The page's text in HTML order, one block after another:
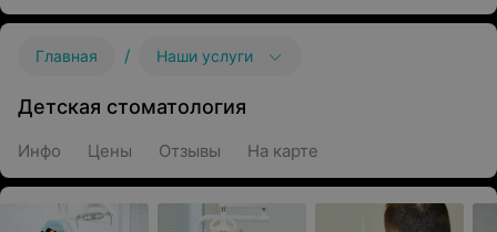
Главная / Наши услуги
Детская стоматология
Инфо Цены Отзывы На карте